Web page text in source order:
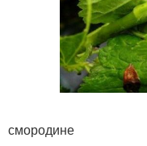
Как
смородине